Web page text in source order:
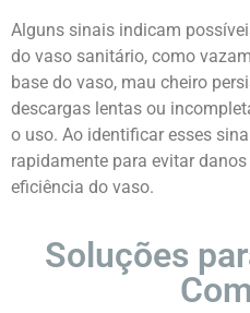
Alguns sinais indicam
do vaso sanitário, como
base do vaso, mau cheiro
descargas lentas ou
o uso. Ao identificar esses
rapidamente para evitar
eficiência do vaso.
Soluções